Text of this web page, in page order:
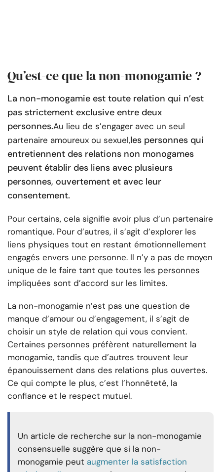
Qu’est-ce que la non-monogamie ?
La non-monogamie est toute relation qui n’est
pas strictement exclusive entre deux
personnes.Au lieu de s’engager avec un seul
partenaire amoureux ou sexuel,les personnes qui
entretiennent des relations non monogames
peuvent établir des liens avec plusieurs
personnes, ouvertement et avec leur
consentement.
Pour certains, cela signifie avoir plus d’un partenaire
romantique. Pour d’autres, il s’agit d’explorer les
liens physiques tout en restant émotionnellement
engagés envers une personne. Il n’y a pas de moyen
unique de le faire tant que toutes les personnes
impliquées sont d’accord sur les limites.
La non-monogamie n’est pas une question de
manque d’amour ou d’engagement, il s’agit de
choisir un style de relation qui vous convient.
Certaines personnes préfèrent naturellement la
monogamie, tandis que d’autres trouvent leur
épanouissement dans des relations plus ouvertes.
Ce qui compte le plus, c’est l’honnêteté, la
confiance et le respect mutuel.
Un article de recherche sur la non-monogamie
consensuelle suggère que si la non-
monogamie peut augmenter la satisfaction